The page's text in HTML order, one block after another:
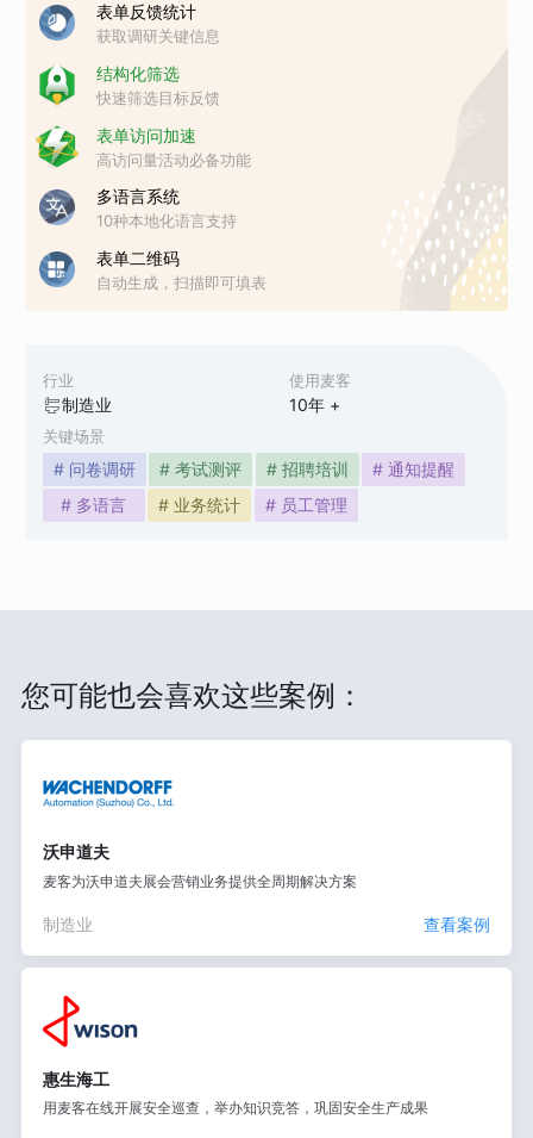
行业
制造业
使用麦客
10年 +
关键场景
# 问卷调研 # 考试测评 # 招聘培训
# 通知提醒
# 多语言
# 业务统计 # 员工管理
表单反馈统计
获取调研关键信息
结构化筛选
快速筛选目标反馈
表单访问加速
高访问量活动必备功能
多语言系统
10种本地化语言支持
表单二维码
自动生成，扫描即可填表
您可能也会喜欢这些案例：
沃申道夫
麦客为沃申道夫展会营销业务提供全周期解决方案
制造业 查看案例
惠生海工
用麦客在线开展安全巡查，举办知识竞答，巩固安全生产成果